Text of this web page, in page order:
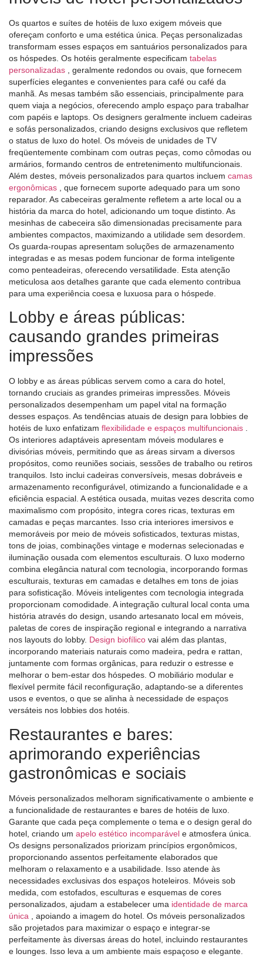
Os quartos e suítes de hotéis de luxo exigem móveis que
ofereçam conforto e uma estética única. Peças personalizadas
transformam esses espaços em santuários personalizados para
os hóspedes. Os hotéis geralmente especificam tabelas
personalizadas
, geralmente redondos ou ovais, que fornecem
superfícies elegantes e convenientes para café ou café da
manhã. As mesas também são essenciais, principalmente para
quem viaja a negócios, oferecendo amplo espaço para trabalhar
com papéis e laptops. Os designers geralmente incluem cadeiras
e sofás personalizados, criando designs exclusivos que refletem
o status de luxo do hotel. Os móveis de unidades de TV
freqüentemente combinam com outras peças, como cômodas ou
armários, formando centros de entretenimento multifuncionais.
Além destes, móveis personalizados para quartos incluem camas
ergonômicas
, que fornecem suporte adequado para um sono
reparador. As cabeceiras geralmente refletem a arte local ou a
história da marca do hotel, adicionando um toque distinto. As
mesinhas de cabeceira são dimensionadas precisamente para
ambientes compactos, maximizando a utilidade sem desordem.
Os guarda-roupas apresentam soluções de armazenamento
integradas e as mesas podem funcionar de forma inteligente
como penteadeiras, oferecendo versatilidade. Esta atenção
meticulosa aos detalhes garante que cada elemento contribua
para uma experiência coesa e luxuosa para o hóspede.
Lobby e áreas públicas:
causando grandes primeiras
impressões
O lobby e as áreas públicas servem como a cara do hotel,
tornando cruciais as grandes primeiras impressões. Móveis
personalizados desempenham um papel vital na formação
desses espaços. As tendências atuais de design para lobbies de
hotéis de luxo enfatizam flexibilidade e espaços multifuncionais .
Os interiores adaptáveis ​​apresentam móveis modulares e
divisórias móveis, permitindo que as áreas sirvam a diversos
propósitos, como reuniões sociais, sessões de trabalho ou retiros
tranquilos. Isto inclui cadeiras conversíveis, mesas dobráveis ​​e
armazenamento reconfigurável, otimizando a funcionalidade e a
eficiência espacial. A estética ousada, muitas vezes descrita como
maximalismo com propósito, integra cores ricas, texturas em
camadas e peças marcantes. Isso cria interiores imersivos e
memoráveis ​​por meio de móveis sofisticados, texturas mistas,
tons de joias, combinações vintage e modernas selecionadas e
iluminação ousada com elementos esculturais. O luxo moderno
combina elegância natural com tecnologia, incorporando formas
esculturais, texturas em camadas e detalhes em tons de joias
para sofisticação. Móveis inteligentes com tecnologia integrada
proporcionam comodidade. A integração cultural local conta uma
história através do design, usando artesanato local em móveis,
paletas de cores de inspiração regional e integrando a narrativa
nos layouts do lobby. Design biofílico vai além das plantas,
incorporando materiais naturais como madeira, pedra e rattan,
juntamente com formas orgânicas, para reduzir o estresse e
melhorar o bem-estar dos hóspedes. O mobiliário modular e
flexível permite fácil reconfiguração, adaptando-se a diferentes
usos e eventos, o que se alinha à necessidade de espaços
versáteis nos lobbies dos hotéis.
Restaurantes e bares:
aprimorando experiências
gastronômicas e sociais
Móveis personalizados melhoram significativamente o ambiente e
a funcionalidade de restaurantes e bares de hotéis de luxo.
Garante que cada peça complemente o tema e o design geral do
hotel, criando um apelo estético incomparável e atmosfera única.
Os designs personalizados priorizam princípios ergonômicos,
proporcionando assentos perfeitamente elaborados que
melhoram o relaxamento e a usabilidade. Isso atende às
necessidades exclusivas dos espaços hoteleiros. Móveis sob
medida, com estofados, esculturas e esquemas de cores
personalizados, ajudam a estabelecer uma identidade de marca
única
, apoiando a imagem do hotel. Os móveis personalizados
são projetados para maximizar o espaço e integrar-se
perfeitamente às diversas áreas do hotel, incluindo restaurantes
e lounges. Isso leva a um ambiente mais espaçoso e elegante.